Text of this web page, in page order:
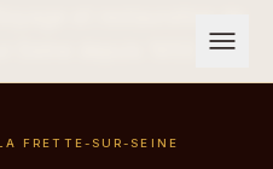
FRETTE-SUR-SEINE